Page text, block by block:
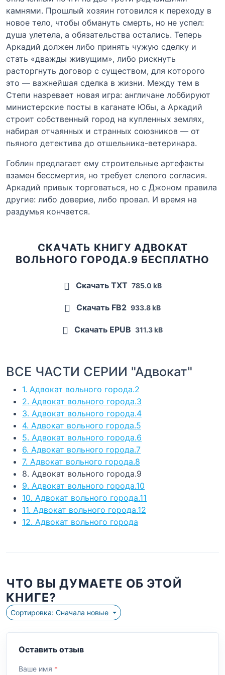
камнями. Прошлый хозяин готовился к переходу в
новое тело, чтобы обмануть смерть, но не успел:
душа улетела, а обязательства остались. Теперь
Аркадий должен либо принять чужую сделку и
стать «дважды живущим», либо рискнуть
расторгнуть договор с существом, для которого
это — важнейшая сделка в жизни. Между тем в
Степи назревает новая игра: англичане лоббируют
министерские посты в каганате Юбы, а Аркадий
строит собственный город на купленных землях,
набирая отчаянных и странных союзников — от
пьяного детектива до отшельника-ветеринара.
Гоблин предлагает ему строительные артефакты
взамен бессмертия, но требует слепого согласия.
Аркадий привык торговаться, но с Джоном правила
другие: либо доверие, либо провал. И время на
раздумья кончается.
СКАЧАТЬ КНИГУ АДВОКАТ
ВОЛЬНОГО ГОРОДА.9 БЕСПЛАТНО
Скачать TXT 785.0 kB
Скачать FB2 933.8 kB
Скачать EPUB 311.3 kB
ВСЕ ЧАСТИ СЕРИИ "Адвокат"
1. Адвокат вольного города.2
2. Адвокат вольного города.3
3. Адвокат вольного города.4
4. Адвокат вольного города.5
5. Адвокат вольного города.6
6. Адвокат вольного города.7
7. Адвокат вольного города.8
8. Адвокат вольного города.9
9. Адвокат вольного города.10
10. Адвокат вольного города.11
11. Адвокат вольного города.12
12. Адвокат вольного города
ЧТО ВЫ ДУМАЕТЕ ОБ ЭТОЙ
КНИГЕ?
Сортировка: Сначала новые
Оставить отзыв
Ваше имя *